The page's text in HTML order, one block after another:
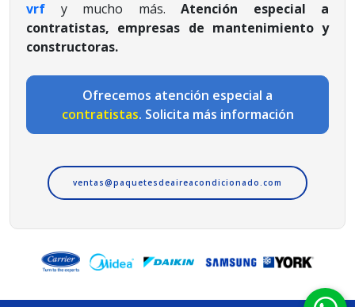
vrf y mucho más. Atención especial a
contratistas, empresas de mantenimiento y
constructoras.
Ofrecemos atención especial a
contratistas. Solicita más información
ventas@paquetesdeaireacondicionado.com